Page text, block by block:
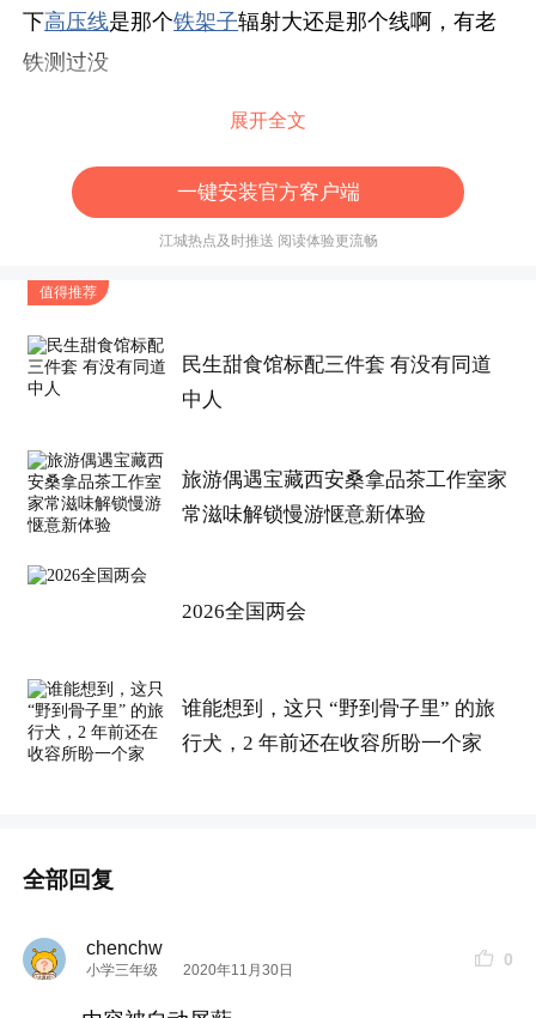
下高压线是那个铁架子辐射大还是那个线啊，有老
铁测过没
展开全文
一键安装官方客户端
江城热点及时推送 阅读体验更流畅
值得推荐
民生甜食馆标配三件套 有没有同道
中人
旅游偶遇宝藏西安桑拿品茶工作室家
常滋味解锁慢游惬意新体验
2026全国两会
谁能想到，这只 “野到骨子里” 的旅
行犬，2 年前还在收容所盼一个家
全部回复
chenchw
小学三年级 2020年11月30日
0